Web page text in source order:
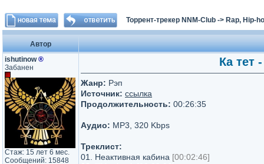
Торрент-трекер NNM-Club -> Rap, Hip-
Автор
ishutinow®
Забанен
Стаж: 15 лет 6 мес.
Сообщений: 15848
Ка тет
Жанр: Рэп
Источник: ссылка
Продолжительность: 00:26:35
Аудио: MP3, 320 Kbps
Треклист:
01. Неактивная кабина [00:02:46]